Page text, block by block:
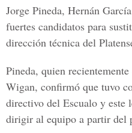
Jorge Pineda, Hernán
fuertes candidatos para
dirección técnica del
Pineda, quien
Wigan, confirmó que tuvo
directivo del Escualo y este
dirigir al equipo a partir del